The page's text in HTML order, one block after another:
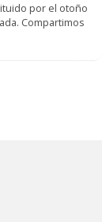
por el otoño
Compartimos